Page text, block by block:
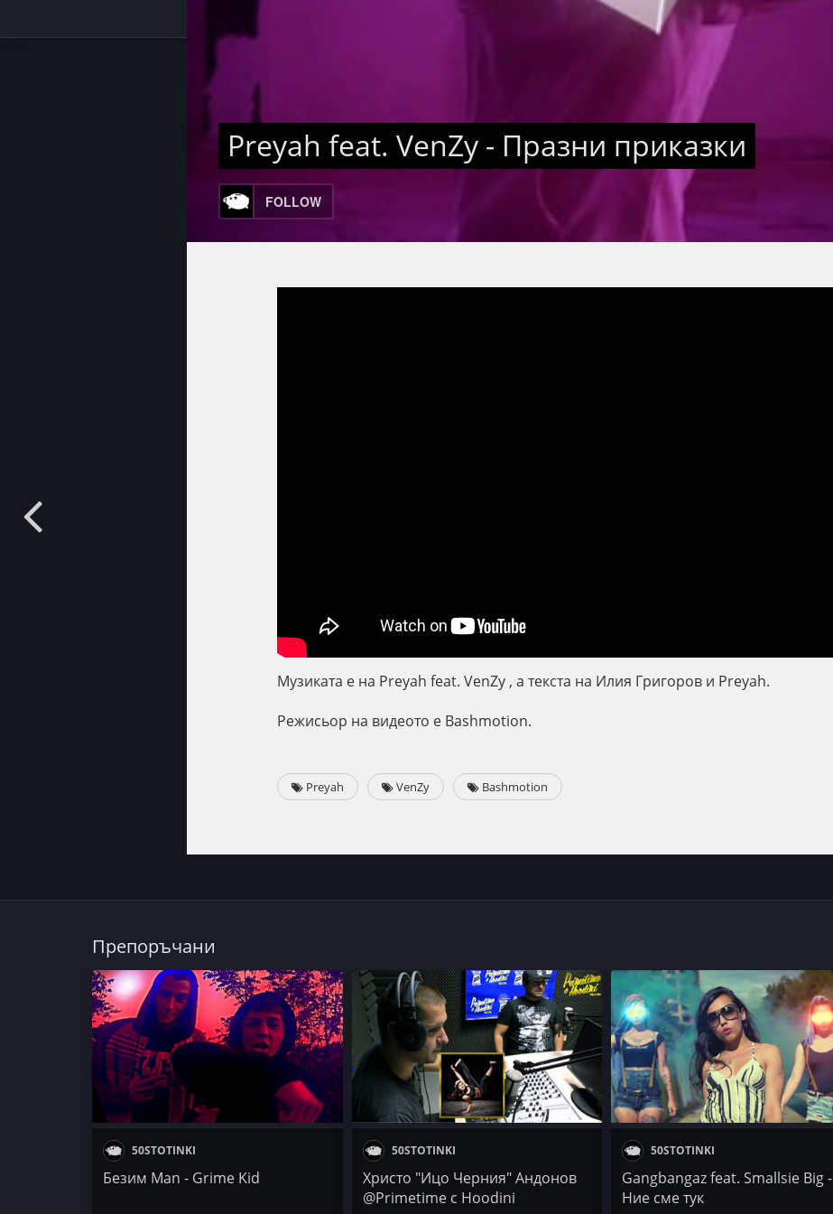
Preyah feat. VenZy - Празни приказки
FOLLOW
Музиката е на Preyah feat. VenZy , а текста на Илия Григоров и Preyah.
Режисьор на видеото е Bashmotion.
Preyah VenZy Bashmotion
Препоръчани
50STOTINKI
Безим Man - Grime Kid
50STOTINKI
Христо "Ицо Черния" Андонов
@Primetime с Hoodini
50STOTINKI
Gangbangaz feat. Smallsie Big -
Ние сме тук